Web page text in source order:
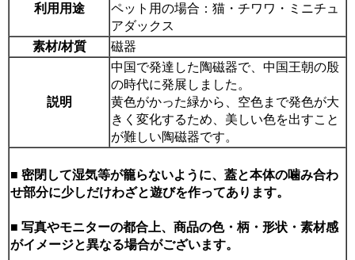
利用用途
ペット用の場合：猫・チワワ・ミニチュ
アダックス
素材/材質
磁器
説明
中国で発達した陶磁器で、中国王朝の殷
の時代に発展しました。
黄色がかった緑から、空色まで発色が大
きく変化するため、美しい色を出すこと
が難しい陶磁器です。
■ 密閉して湿気等が籠らないように、蓋と本体の噛み合わ
せ部分に少しだけわざと遊びを作ってあります。
■ 写真やモニターの都合上、商品の色・柄・形状・素材感
がイメージと異なる場合がございます。